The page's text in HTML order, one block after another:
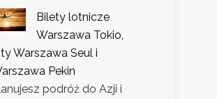
Bilety lotnicze
Warszawa Tokio,
Warszawa Seul i
Pekin
podróż do Azji i